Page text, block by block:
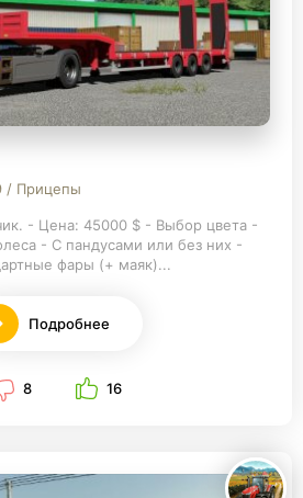
/ Прицепы
- Цена: 45000 $ - Выбор цвета -
- С пандусами или без них -
фары (+ маяк)...
Подробнее
8 16